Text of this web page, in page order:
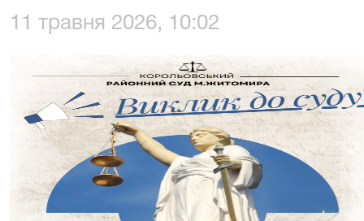
11 травня 2026, 10:02